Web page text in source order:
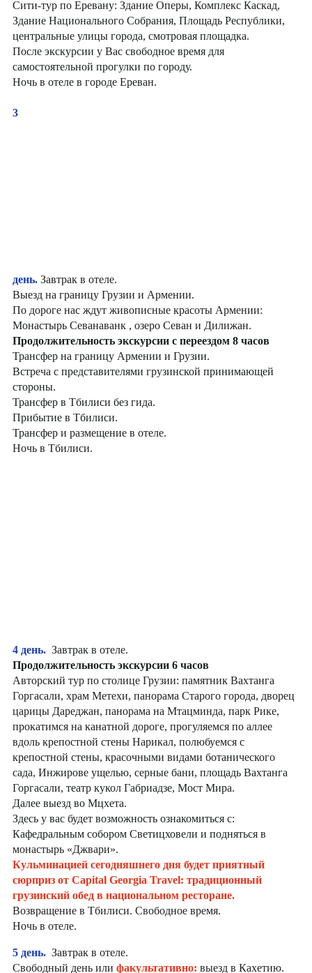
Сити-тур по Еревану: Здание Оперы, Комплекс Каскад,
Здание Национального Собрания, Площадь Республики,
центральные улицы города, смотровая площадка.
После экскурсии у Вас свободное время для
самостоятельной прогулки по городу.
Ночь в отеле в городе Ереван.
3
день. Завтрак в отеле.
Выезд на границу Грузии и Армении.
По дороге нас ждут живописные красоты Армении:
Монастырь Севанаванк , озеро Севан и Дилижан.
Продолжительность экскурсии с переездом 8 часов
Трансфер на границу Армении и Грузии.
Встреча с представителями грузинской принимающей
стороны.
Трансфер в Тбилиси без гида.
Прибытие в Тбилиси.
Трансфер и размещение в отеле.
Ночь в Тбилиси.
4 день. Завтрак в отеле.
Продолжительность экскурсии 6 часов
Авторский тур по столице Грузии: памятник Вахтанга
Горгасали, храм Метехи, панорама Старого города, дворец
царицы Дареджан, панорама на Мтацминда, парк Рике,
прокатимся на канатной дороге, прогуляемся по аллее
вдоль крепостной стены Нарикал, полюбуемся с
крепостной стены, красочными видами ботанического
сада, Инжирове ущелью, серные бани, площадь Вахтанга
Горгасали, театр кукол Габриадзе, Мост Мира.
Далее выезд во Мцхета.
Здесь у вас будет возможность ознакомиться с:
Кафедральным собором Светицховели и подняться в
монастырь «Джвари».
Кульминацией сегодняшнего дня будет приятный
сюрприз от Capital Georgia Travel: традиционный
грузинский обед в национальном ресторане.
Возвращение в Тбилиси. Свободное время.
Ночь в отеле.
5 день. Завтрак в отеле.
Свободный день или факультативно: выезд в Кахетию.